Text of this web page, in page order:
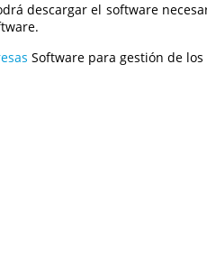
descargar el software
Software para gestión de